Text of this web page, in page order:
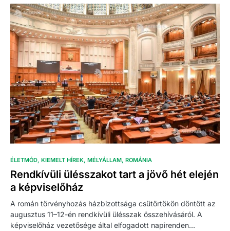
ÉLETMÓD KIEMELT HÍREK MÉLYÁLLAM ROMÁNIA
Rendkívüli ülésszakot tart a jövő hét elején
a képviselőház
A román törvényhozás házbizottsága csütörtökön döntött az
augusztus 11–12-én rendkívüli ülésszak összehívásáról. A
képviselőház vezetősége által elfogadott napirenden…